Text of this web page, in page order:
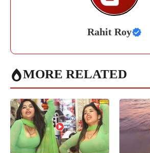
Rahit Roy
MORE RELATED